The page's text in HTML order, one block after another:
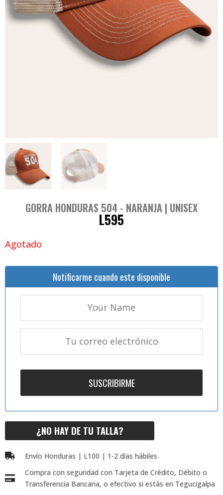
GORRA HONDURAS 504 - NARANJA | UNISEX
L595
Agotado
Notificarme cuando este disponible
¿NO HAY DE TU TALLA?
Envío Honduras | L100 | 1-2 días hábiles
Compra con seguridad con Tarjeta de Crédito, Débito o
Transferencia Bancaria, o efectivo si estás en Tegucigalpa